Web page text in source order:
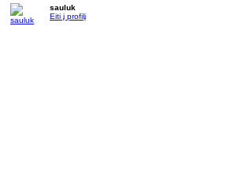
sauluk
Eiti į profilį